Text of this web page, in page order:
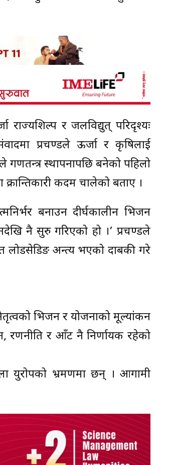
राज्यशिल्प र जलविद्युत् परिदृश्यः
प्रचण्डले ऊर्जा र कृषिलाई
स्थापनापछि बनेको पहिलो
क्रान्तिकारी कदम चालेको बताए ।
बनाउन दीर्घकालीन भिजन
नै सुरु गरिएको हो ।’ प्रचण्डले
लोडसेडिङ अन्त्य भएको दाबकी गरे
नेतृत्वको भिजन र योजनाको मूल्यांकन
रणनीति र आँट नै निर्णायक रहेको
युरोपको भ्रमणमा छन् । आगामी